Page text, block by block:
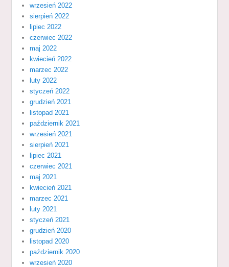
wrzesień 2022
sierpień 2022
lipiec 2022
czerwiec 2022
maj 2022
kwiecień 2022
marzec 2022
luty 2022
styczeń 2022
grudzień 2021
listopad 2021
październik 2021
wrzesień 2021
sierpień 2021
lipiec 2021
czerwiec 2021
maj 2021
kwiecień 2021
marzec 2021
luty 2021
styczeń 2021
grudzień 2020
listopad 2020
październik 2020
wrzesień 2020